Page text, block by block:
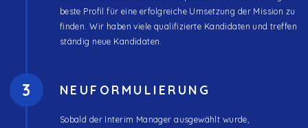
beste Profil für eine erfolgreiche Umsetzung der Mission zu
finden. Wir haben viele qualifizierte Kandidaten und treffen
ständig neue Kandidaten.
3 NEUFORMULIERUNG
Sobald der Interim Manager ausgewählt wurde,